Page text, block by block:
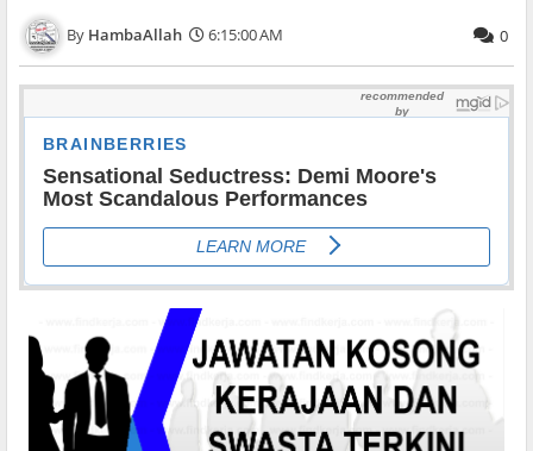
HambaAllah 6:15:00 AM 0